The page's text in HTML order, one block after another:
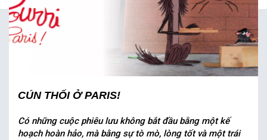
CÚN THỐI Ở PARIS!
Có những cuộc phiêu lưu không bắt đầu bằng một kế
hoạch hoàn hảo, mà bằng sự tò mò, lòng tốt và một trái